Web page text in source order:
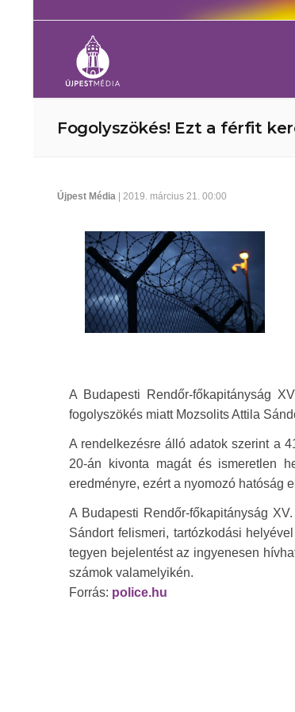
Fogolyszökés! Ezt a férfit
Újpest Média | 2019. március 21. 00:00
A Budapesti Rendőr-főkapitányság
fogolyszökés miatt Mozsolits Attila
A rendelkezésre álló adatok szerint a
20-án kivonta magát és ismeretlen
eredményre, ezért a nyomozó hatóság
A Budapesti Rendőr-főkapitányság
Sándort felismeri, tartózkodási
tegyen bejelentést az ingyenesen
számok valamelyikén.
Forrás: police.hu